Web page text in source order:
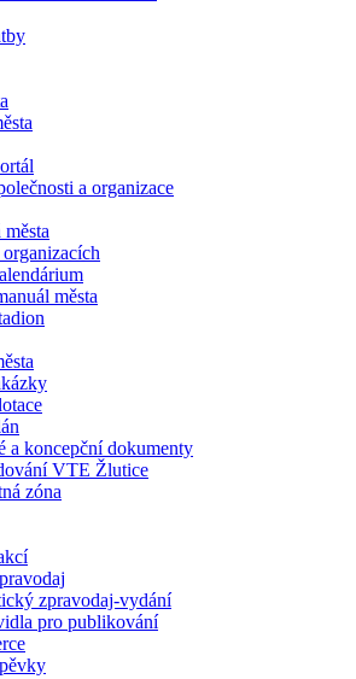
a organizace
města
města
a koncepční dokumenty
VTE Žlutice
zóna
zpravodaj-vydání
pro publikování